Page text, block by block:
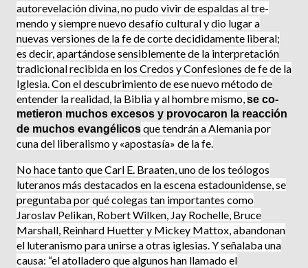
autorevelación divina, no pudo vivir de espaldas al tre­
mendo y siempre nuevo desafío cultural y dio lugar a
nuevas ver­siones de la fe de corte decidida­mente liberal;
es decir, apartándose sensiblemente de la interpretación
tradicional recibida en los Credos y Confesiones de fe de la
Iglesia. Con el descubrimiento de ese nuevo mé­todo de
entender la realidad, la Biblia y al hombre mismo, se co­
metieron muchos excesos y provo­caron la reacción
de muchos evan­gélicosque tendrán a Alemania por
cuna del liberalismo y «apostasía» de la fe.
No hace tanto que Carl E. Braaten, uno de los teólogos
luteranos más destacados en la escena estadounidense, se
preguntaba por qué colegas tan importantes como
Jaroslav Pelikan, Robert Wilken, Jay Rochelle, Bruce
Marshall, Reinhard Huetter y Mickey Mattox, abandonan
el luteranismo para unirse a otras iglesias. Y señalaba una
causa: “el atolladero que algunos han llamado el